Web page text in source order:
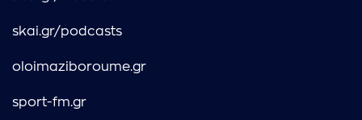
skai.gr/podcasts
oloimaziboroume.gr
sport-fm.gr